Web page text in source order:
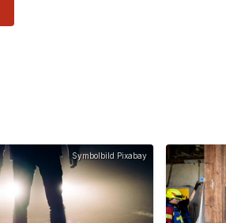
Symbolbild Pixabay